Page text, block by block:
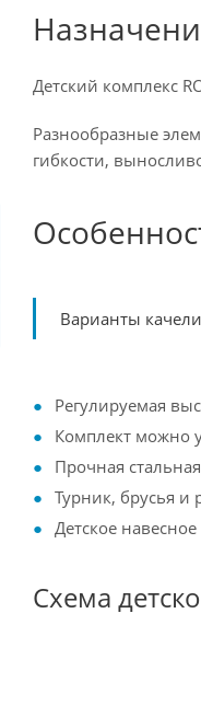
Детский комплекс
Разнообразные
гибкости,
Варианты
Регулируемая
Комплект можно
Прочная
Турник, брусья и
Детское
Схема